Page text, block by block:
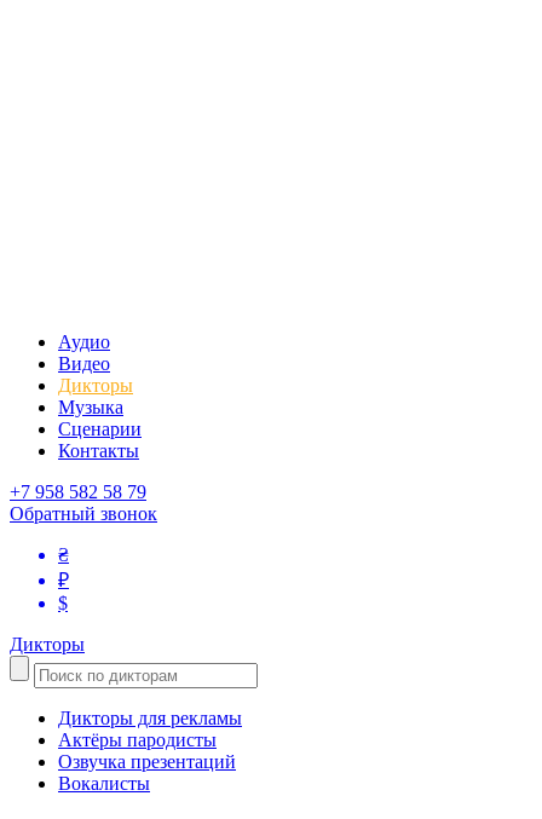
Аудио
Видео
Дикторы
Музыка
Сценарии
Контакты
+7 958 582 58 79
Обратный звонок
₴
₽
$
Дикторы
Дикторы для рекламы
Актёры пародисты
Озвучка презентаций
Вокалисты